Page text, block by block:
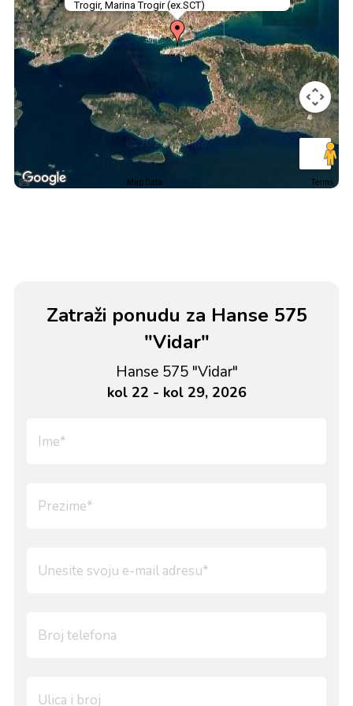
Trogir, Marina Trogir (ex.SCT)
Map Data Terms
Zatraži ponudu za Hanse 575
"Vidar"
Hanse 575 "Vidar"
kol 22 - kol 29, 2026